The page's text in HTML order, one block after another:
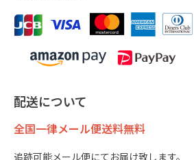
配送について
全国一律メール便送料無料